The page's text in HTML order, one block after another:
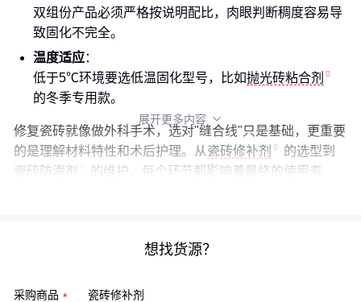
双组份产品必须严格按说明配比，肉眼判断稠度容易导
致固化不完全。
温度适应：
低于5℃环境要选低温固化型号，比如抛光砖粘合剂
的冬季专用款。
修复瓷砖就像做外科手术，选对"缝合线"只是基础，更重要
的是理解材料特性和术后护理。从瓷砖修补剂
的选型到
瓷砖防滑剂
的维护，每个环节都影响着最终的使用寿
展开更多内容 
想找货源？
采购商品